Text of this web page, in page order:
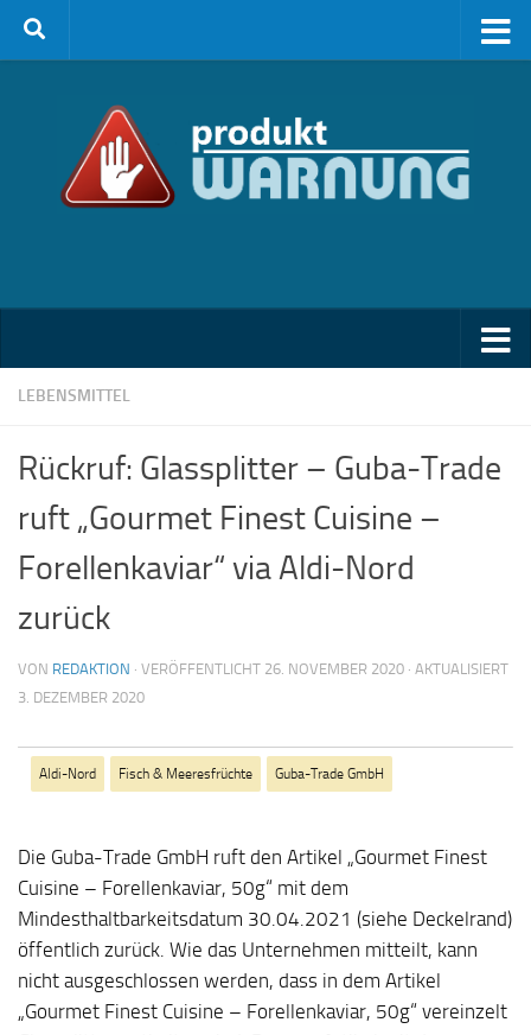
Zum Inhalt springen
LEBENSMITTEL
Rückruf: Glassplitter – Guba-Trade
ruft „Gourmet Finest Cuisine –
Forellenkaviar“ via Aldi-Nord
zurück
VON REDAKTION · VERÖFFENTLICHT 26. NOVEMBER 2020 · AKTUALISIERT
3. DEZEMBER 2020
Aldi-Nord Fisch & Meeresfrüchte Guba-Trade GmbH
Die Guba-Trade GmbH ruft den Artikel „Gourmet Finest
Cuisine – Forellenkaviar, 50g“ mit dem
Mindesthaltbarkeitsdatum 30.04.2021 (siehe Deckelrand)
öffentlich zurück. Wie das Unternehmen mitteilt, kann
nicht ausgeschlossen werden, dass in dem Artikel
„Gourmet Finest Cuisine – Forellenkaviar, 50g“ vereinzelt